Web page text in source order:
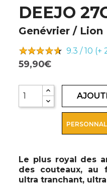
DEEJO
Genévrier / Lion
9.3 / 10 (+
59,90€
Le plus royal des
des couteaux, au
ultra tranchant,